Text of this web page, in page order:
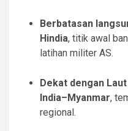
Berbatasan
Hindia, titik awal
latihan militer AS.
Dekat dengan
India–Myanmar,
regional.